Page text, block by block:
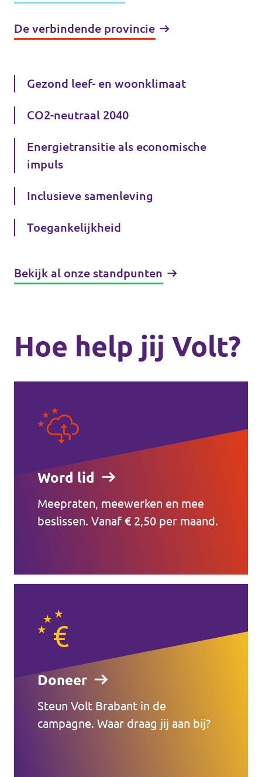
De verbindende provincie
Gezond leef- en woonklimaat
CO2-neutraal 2040
Energietransitie als economische
impuls
Inclusieve samenleving
Toegankelijkheid
Bekijk al onze standpunten
Hoe help jij Volt?
Word lid
Meepraten, meewerken en mee
beslissen. Vanaf € 2,50 per maand.
Doneer
Steun Volt Brabant in de
campagne. Waar draag jij aan bij?